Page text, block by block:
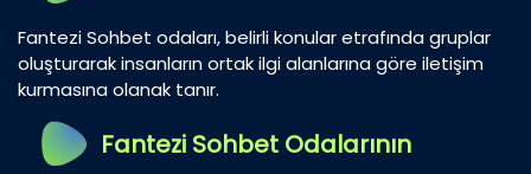
Fantezi Sohbet odaları, belirli konular etrafında gruplar
oluşturarak insanların ortak ilgi alanlarına göre iletişim
kurmasına olanak tanır.
Fantezi Sohbet Odalarının